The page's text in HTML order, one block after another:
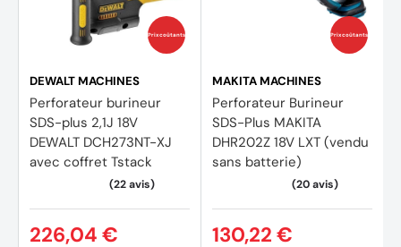
Énergie de frappe : 3,2 J (EPTA 05)
Niveau de puissance sonore : NC
Niveau de pression acoustique : 90,4 dB(A)
Émission vibrations perfo-burinage : 13,8 m/s²
Émission vibrations piquage : 9,9 m/s²
Poids : 3,1 kg
Prix coûtants
DEWALT MACHINES
Perforateur burineur
SDS-plus 2,1J 18V
DEWALT DCH273NT-XJ
avec coffret Tstack
226,04 €
Prix coûtants
MAKITA MACHINES
Perforateur Burineur
SDS-Plus MAKITA
DHR202Z 18V LXT (vendu
sans batterie)
130,22 €